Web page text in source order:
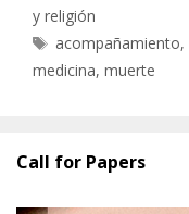
y religión
Etiquetas
acompañamiento,
medicina, muerte
Call for Papers